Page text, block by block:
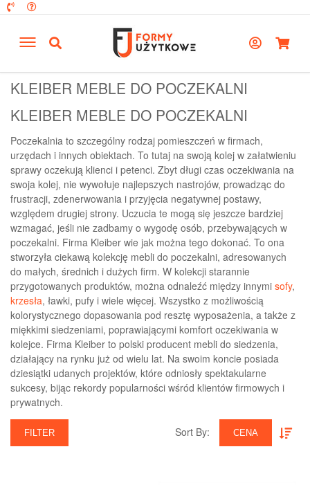
KLEIBER MEBLE DO POCZEKALNI
KLEIBER MEBLE DO POCZEKALNI
Poczekalnia to szczególny rodzaj pomieszczeń w firmach,
urzędach i innych obiektach. To tutaj na swoją kolej w załatwieniu
sprawy oczekują klienci i petenci. Zbyt długi czas oczekiwania na
swoja kolej, nie wywołuje najlepszych nastrojów, prowadząc do
frustracji, zdenerwowania i przyjęcia negatywnej postawy,
względem drugiej strony. Uczucia te mogą się jeszcze bardziej
wzmagać, jeśli nie zadbamy o wygodę osób, przebywających w
poczekalni. Firma Kleiber wie jak można tego dokonać. To ona
stworzyła ciekawą kolekcję mebli do poczekalni, adresowanych
do małych, średnich i dużych firm. W kolekcji starannie
przygotowanych produktów, można odnaleźć między innymi sofy,
krzesła, ławki, pufy i wiele więcej. Wszystko z możliwością
kolorystycznego dopasowania pod resztę wyposażenia, a także z
miękkimi siedzeniami, poprawiającymi komfort oczekiwania w
kolejce. Firma Kleiber to polski producent mebli do siedzenia,
działający na rynku już od wielu lat. Na swoim koncie posiada
dziesiątki udanych projektów, które odniosły spektakularne
sukcesy, bijąc rekordy popularności wśród klientów firmowych i
prywatnych.
FILTER Sort By:‎ CENA